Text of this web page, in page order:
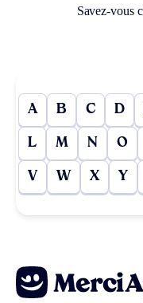
Savez-vous
A B C D
L M N O
V W X Y